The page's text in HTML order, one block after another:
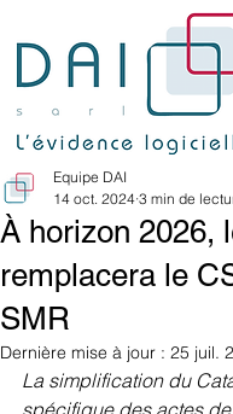
À horizon 2026,
remplacera le
SMR
Equipe DAI
14 oct. 2024 3 min de
Dernière mise à jour : 25 juil.
La simplification du
spécifique des actes